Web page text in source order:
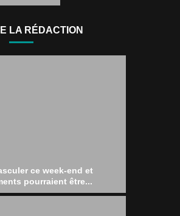
LA RÉDACTION
ce week-end et
pourraient être...